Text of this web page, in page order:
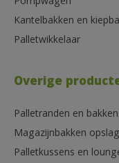
Kantelbakken en
Palletwikkelaar
Overige
Palletranden en bakken
Magazijnbakken
Palletkussens en